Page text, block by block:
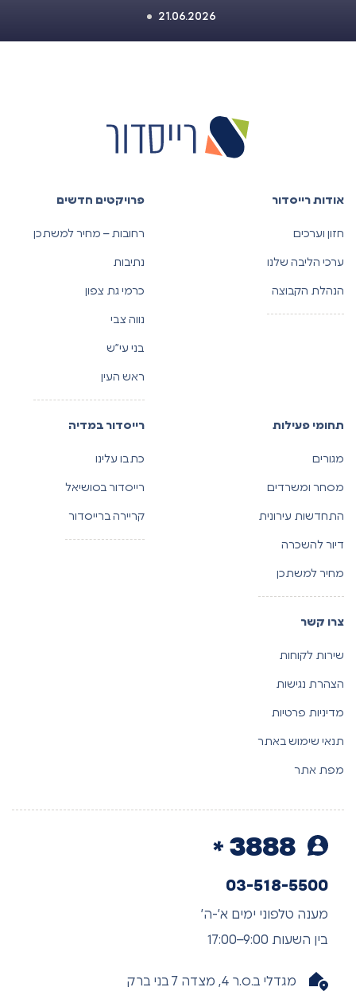
21.06.2026
אודות רייסדור
חזון וערכים
ערכי הליבה שלנו
הנהלת הקבוצה
פרויקטים חדשים
רחובות – מחיר למשתכן
נתיבות
כרמי גת צפון
נווה צבי
בני עי”ש
ראש העין
תחומי פעילות
מגורים
מסחר ומשרדים
התחדשות עירונית
דיור להשכרה
מחיר למשתכן
רייסדור במדיה
כתבו עלינו
רייסדור בסושיאל
קריירה ברייסדור
צרו קשר
שירות לקוחות
הצהרת נגישות
מדיניות פרטיות
תנאי שימוש באתר
מפת אתר
03-518-5500
מענה טלפוני ימים א’-ה’
בין השעות 9:00–17:00
מגדלי ב.ס.ר 4, מצדה 7 בני ברק